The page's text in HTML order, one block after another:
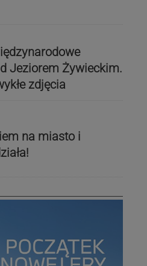
Jeziorem Żywieckim.
zdjęcia
na miasto i